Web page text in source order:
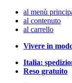
al menù
al contenuto
al carrello
Vivere in
Italia:
Reso gratuito